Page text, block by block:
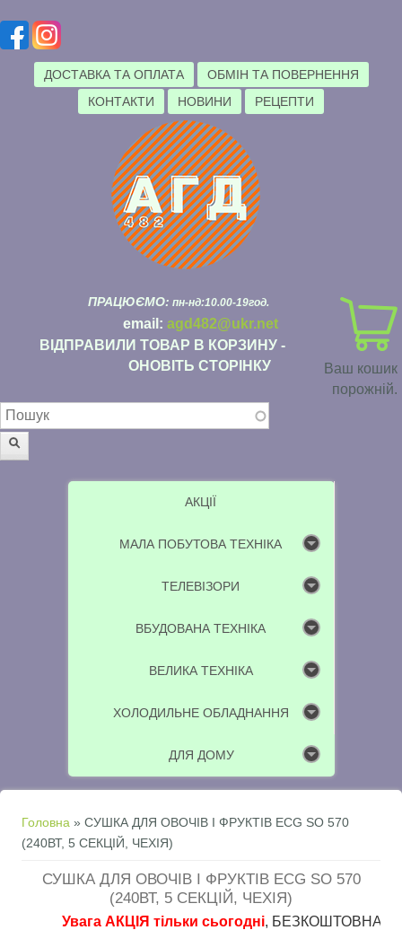
ДОСТАВКА ТА ОПЛАТА
ОБМІН ТА ПОВЕРНЕННЯ
КОНТАКТИ
НОВИНИ РЕЦЕПТИ
Ваш кошик
порожній.
ПРАЦЮЄМО: пн-нд:10.00-19год.
email: agd482@ukr.net
ВІДПРАВИЛИ ТОВАР В КОРЗИНУ -
ОНОВІТЬ СТОРІНКУ
Пошукова форма
АКЦІЇ
МАЛА ПОБУТОВА ТЕХНІКА
ТЕЛЕВІЗОРИ
ВБУДОВАНА ТЕХНІКА
ВЕЛИКА ТЕХНІКА
ХОЛОДИЛЬНЕ ОБЛАДНАННЯ
ДЛЯ ДОМУ
Ви є тут
Головна » СУШКА ДЛЯ ОВОЧІВ І ФРУКТІВ ECG SO 570
(240ВТ, 5 СЕКЦІЙ, ЧЕХІЯ)
СУШКА ДЛЯ ОВОЧІВ І ФРУКТІВ ECG SO 570
(240ВТ, 5 СЕКЦІЙ, ЧЕХІЯ)
Увага АКЦІЯ тільки сьогодні, БЕЗКОШТОВНА